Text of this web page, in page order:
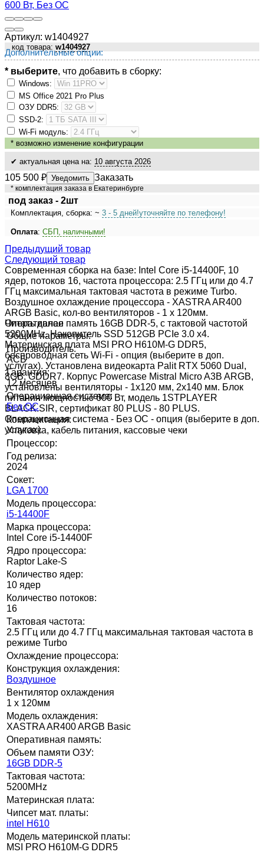
Артикул: w1404927
код товара: w1404927
Дополнительные опции:
* выберите, что добавить в сборку:
Windows:
MS Оffiсе 2021 Рrо Рlus
ОЗУ DDR5:
SSD-2:
Wi-Fi модуль:
* возможно изменение конфигурации
✔ актуальная цена на: 10 августа 2026
105 500 ₽ Уведомить Заказать
* комплектация заказа в Екатеринбурге
под заказ - 2шт
Комплектация, сборка: ~ 3 - 5 дней!уточняйте по телефону!
Оплата: СБП, наличными!
Предыдущий товар
Следующий товар
Современная сборка на базе: Intel Core i5-14400F, 10
ядер, потоков 16, частота процессора: 2.5 ГГц или до 4.7
ГГц максимальная тактовая частота в режиме Turbo.
Воздушное охлаждение процессора - XASTRA AR400
ARGB Basic, кол-во вентиляторов - 1 x 120мм.
Оперативная память 16GB DDR-5, с тактовой частотой
5200MHz. Накопитель SSD 512GB PCIe 3.0 x4.
Материнская плата MSI PRO H610M-G DDR5,
беспроводная сеть Wi-Fi - опция (выберите в доп.
услугах). Установлена видеокарта Palit RTX 5060 Dual,
8GB, GDDR7. Корпус Powercase Mistral Micro A3B ARGB,
установлены вентиляторы - 1х120 мм, 2х140 мм. Блок
питания мощностью 600 Вт, модель 1STPLAYER
BLACK.SIR, сертификат 80 PLUS - 80 PLUS.
Операционная система - Без ОС - опция (выберите в доп.
услугах).
Читать далее
Общие параметры:
Производитель:
АСБ
Гарантия:
12 месяцев
Операционная система:
Без ОС
Комплектация:
Упаковка, кабель питания, кассовые чеки
Процессор:
Год релиза:
2024
Сокет:
LGA 1700
Модель процессора:
i5-14400F
Марка процессора:
Intel Core i5-14400F
Ядро процессора:
Raptor Lake-S
Количество ядер:
10 ядер
Количество потоков:
16
Тактовая частота:
2.5 ГГц или до 4.7 ГГц максимальная тактовая частота в
режиме Turbo
Охлаждение процессора:
Конструкция охлаждения:
Воздушное
Вентилятор охлаждения
1 x 120мм
Модель охлаждения:
XASTRA AR400 ARGB Basic
Оперативная память:
Объем памяти ОЗУ:
16GB DDR-5
Тактовая частота:
5200MHz
Материнская плата:
Чипсет мат. платы:
intel H610
Модель материнской платы:
MSI PRO H610M-G DDR5